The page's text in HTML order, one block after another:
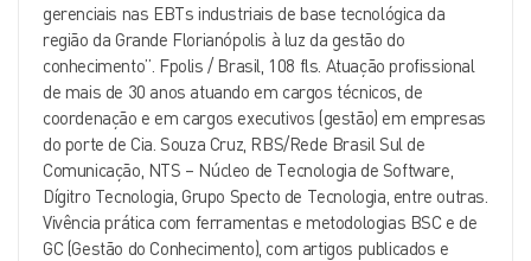
gerenciais nas EBTs industriais de base tecnológica da
região da Grande Florianópolis à luz da gestão do
conhecimento”. Fpolis / Brasil, 108 fls. Atuação profissional
de mais de 30 anos atuando em cargos técnicos, de
coordenação e em cargos executivos (gestão) em empresas
do porte de Cia. Souza Cruz, RBS/Rede Brasil Sul de
Comunicação, NTS – Núcleo de Tecnologia de Software,
Dígitro Tecnologia, Grupo Specto de Tecnologia, entre outras.
Vivência prática com ferramentas e metodologias BSC e de
GC (Gestão do Conhecimento), com artigos publicados e